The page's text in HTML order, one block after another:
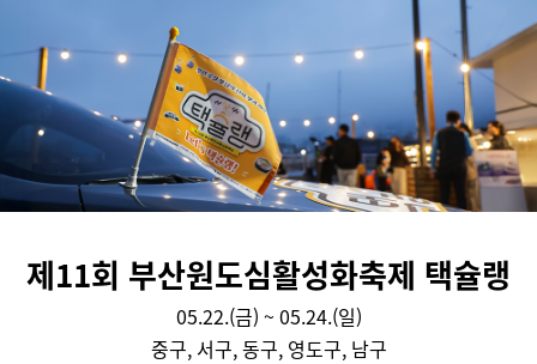
제11회 부산원도심활성화축제 택슐랭
05.22.(금) ~ 05.24.(일)
중구, 서구, 동구, 영도구, 남구